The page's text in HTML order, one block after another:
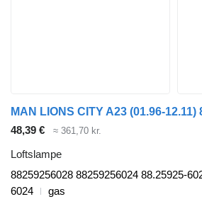
48,39 € ≈ 361,70 kr.
Loftslampe
88259256028 88259256024 88.25925-
6024
gas